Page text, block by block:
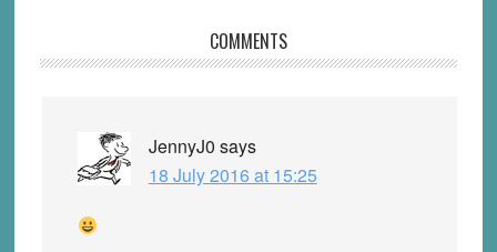
Interactions
COMMENTS
JennyJ0 says
18 July 2016 at 15:25